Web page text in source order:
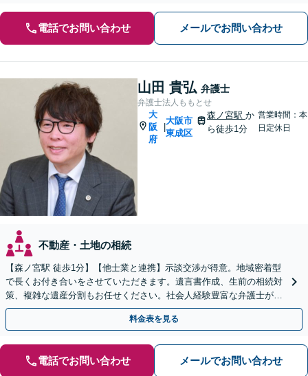
電話でお問い合わせ メールでお問い合わせ
山田 貴弘 弁護士
弁護士法人ももとせ
大
阪
府
|
大阪市
東成区
森ノ宮駅か
ら徒歩1分
営業時間：本
日定休日
不動産・土地の相続
【森ノ宮駅 徒歩1分】【他士業と連携】示談交渉が得意。地域密着型
で長くお付き合いをさせていただきます。遺言書作成、生前の相続対
策、複雑な遺産分割もお任せください。社会人経験豊富な弁護士が親
身になってお話を伺います。
料金表を見る
電話でお問い合わせ メールでお問い合わせ